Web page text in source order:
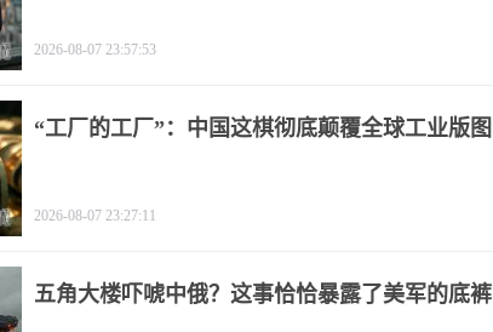
2026-08-07 23:57:53
“工厂的工厂”：中国这棋彻底颠覆全球工业版图
2026-08-07 23:27:11
五角大楼吓唬中俄？这事恰恰暴露了美军的底裤